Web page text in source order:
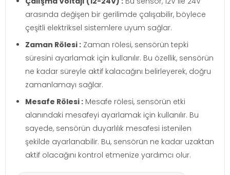
arasında değişen bir gerilimde çalışabilir, böylece
çeşitli elektriksel sistemlere uyum sağlar.
Zaman Rölesi : Zaman rölesi, sensörün tepki
süresini ayarlamak için kullanılır. Bu özellik, sensörün
ne kadar süreyle aktif kalacağını belirleyerek, doğru
zamanlamayı sağlar.
Mesafe Rölesi : Mesafe rölesi, sensörün etki
alanındaki mesafeyi ayarlamak için kullanılır. Bu
sayede, sensörün duyarlılık mesafesi istenilen
şekilde ayarlanabilir. Bu, sensörün ne kadar uzaktan
aktif olacağını kontrol etmenize yardımcı olur.